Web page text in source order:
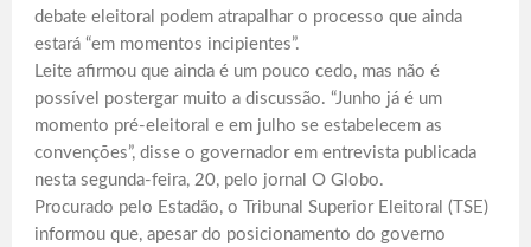
debate eleitoral podem atrapalhar o processo que ainda
estará “em momentos incipientes”.
Leite afirmou que ainda é um pouco cedo, mas não é
possível postergar muito a discussão. “Junho já é um
momento pré-eleitoral e em julho se estabelecem as
convenções”, disse o governador em entrevista publicada
nesta segunda-feira, 20, pelo jornal O Globo.
Procurado pelo Estadão, o Tribunal Superior Eleitoral (TSE)
informou que, apesar do posicionamento do governo